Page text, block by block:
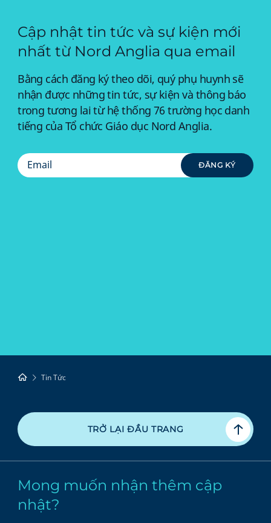
Cập nhật tin tức và sự kiện mới
nhất từ Nord Anglia qua email
Bằng cách đăng ký theo dõi, quý phụ huynh sẽ
nhận được những tin tức, sự kiện và thông báo
trong tương lai từ hệ thống 76 trường học danh
tiếng của Tổ chức Giáo dục Nord Anglia.
Tin Tức
TRỞ LẠI ĐẦU TRANG
Mong muốn nhận thêm cập
nhật?